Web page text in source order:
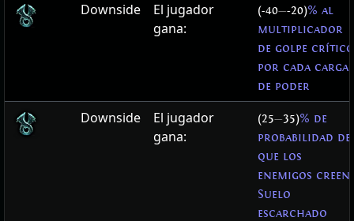
Downside
El jugador
gana:
(-40—-20)% al
multiplicador
de golpe crítico
por cada carga
de poder
Downside
El jugador
gana:
(25—35)% de
probabilidad de
que los
enemigos creen
Suelo
escarchado